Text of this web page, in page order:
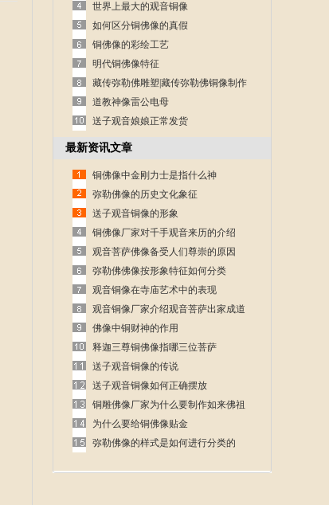
世界上最大的观音铜像
如何区分铜佛像的真假
铜佛像的彩绘工艺
明代铜佛像特征
藏传弥勒佛雕塑|藏传弥勒佛铜像制作
道教神像雷公电母
送子观音娘娘正常发货
最新资讯文章
铜佛像中金刚力士是指什么神
弥勒佛像的历史文化象征
送子观音铜像的形象
铜佛像厂家对千手观音来历的介绍
观音菩萨佛像备受人们尊崇的原因
弥勒佛佛像按形象特征如何分类
观音铜像在寺庙艺术中的表现
观音铜像厂家介绍观音菩萨出家成道
的故事
佛像中铜财神的作用
释迦三尊铜佛像指哪三位菩萨
送子观音铜像的传说
送子观音铜像如何正确摆放
铜雕佛像厂家为什么要制作如来佛祖
呢
为什么要给铜佛像贴金
弥勒佛像的样式是如何进行分类的